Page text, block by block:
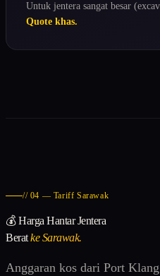
Untuk jentera sangat besar
Quote khas.
// 04 — Tariff Sarawak
💰 Harga Hantar Jentera
Beratke Sarawak.
Anggaran kos dari Port